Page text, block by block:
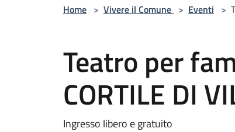
Home > Vivere il Comune > Eventi >
Teatro per
CORTILE DI
Ingresso libero e gratuito